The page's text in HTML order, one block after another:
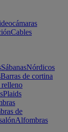
Cables
SábanasNórdicos
Barras de cortina
Plaids
de
Alfombras